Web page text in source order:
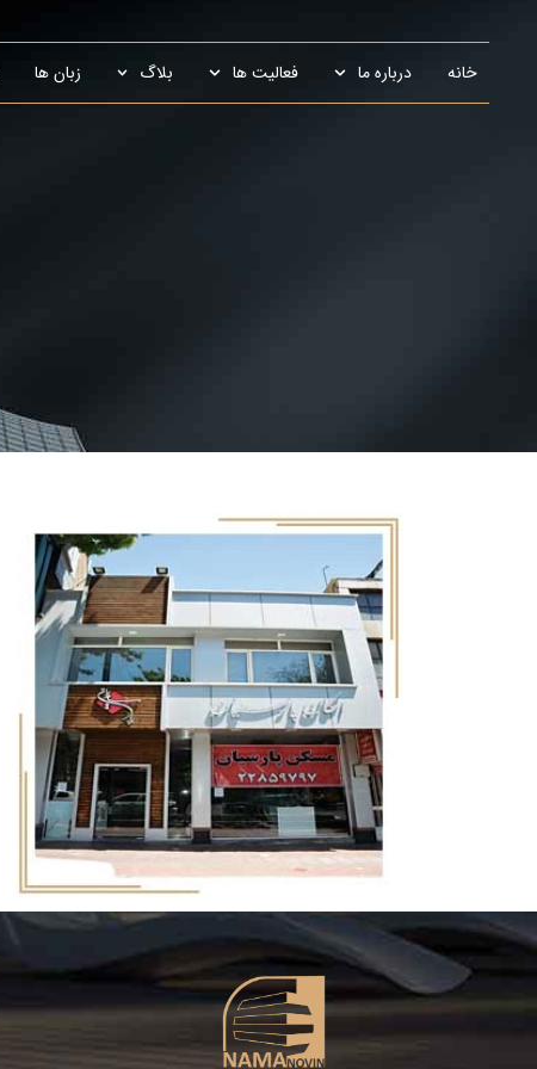
خانه درباره ما فعالیت ها بلاگ زبان ها